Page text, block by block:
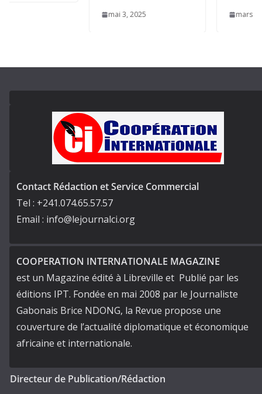
mai 3, 2025 mars 5, 2025
Contact Rédaction et Service Commercial
Tel : +241.074.65.57.57
Email : info@lejournalci.org
COOPERATION INTERNATIONALE MAGAZINE
est un Magazine édité à Libreville et Publié par les
éditions IPT. Fondée en mai 2008 par le Journaliste
Gabonais Brice NDONG, la Revue propose une
couverture de l’actualité diplomatique et économique
africaine et internationale.
Directeur de Publication/Rédaction